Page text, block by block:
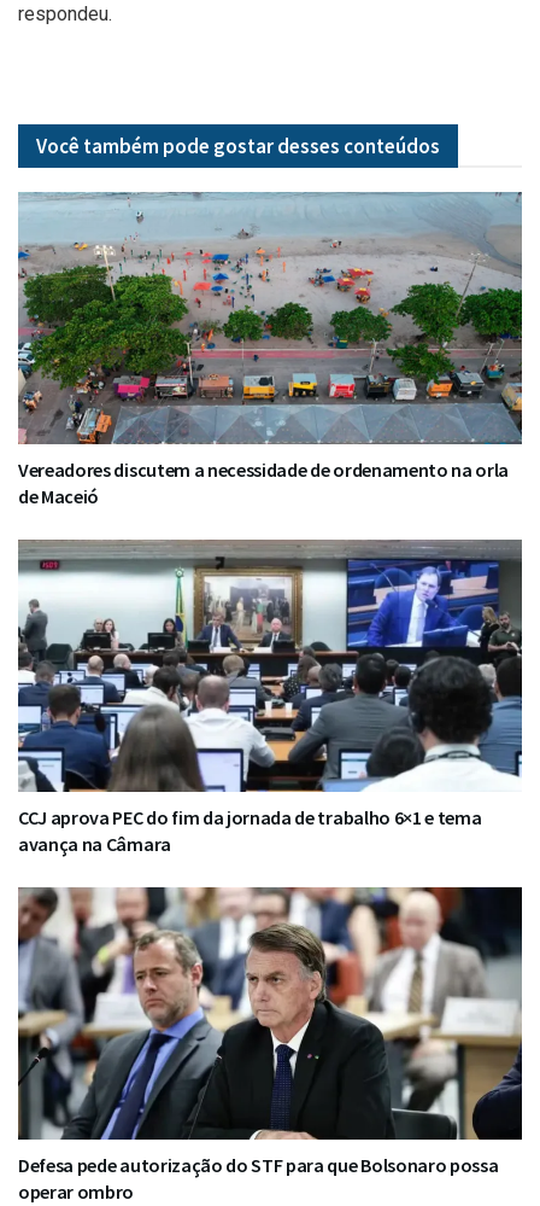
respondeu.
Você também pode gostar desses conteúdos
Vereadores discutem a necessidade de ordenamento na orla
de Maceió
CCJ aprova PEC do fim da jornada de trabalho 6×1 e tema
avança na Câmara
Defesa pede autorização do STF para que Bolsonaro possa
operar ombro